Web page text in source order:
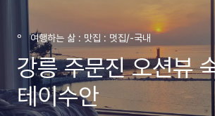
º 여행하는 삶 : 맛집 : 멋집/-국내
강릉 주문진 오션뷰
테이수안